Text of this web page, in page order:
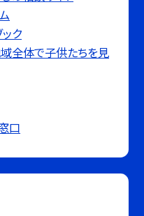
ク
全体で子供たちを見
口